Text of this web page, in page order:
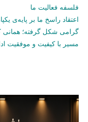
فلسفه فعالیت ما
اعتقاد راسخ ما بر پایه‌ی
گرامی شکل گرفته؛ همانی
مسیر با کیفیت و موفقیت